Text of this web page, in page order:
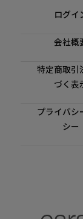
ログイ
会社概
特定商取引
づく表
プライバシ
シー